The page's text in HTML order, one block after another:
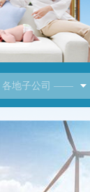
各地子公司 ——